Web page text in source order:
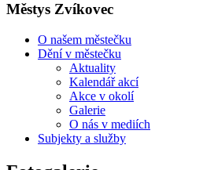
Městys Zvíkovec
O našem městečku
Dění v městečku
Aktuality
Kalendář akcí
Akce v okolí
Galerie
O nás v mediích
Subjekty a služby